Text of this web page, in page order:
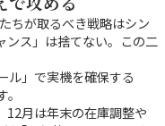
ちが取るべき戦略はシン
ンス」は捨てない。この二
ル」で実機を確保する
12月は年末の在庫調整や